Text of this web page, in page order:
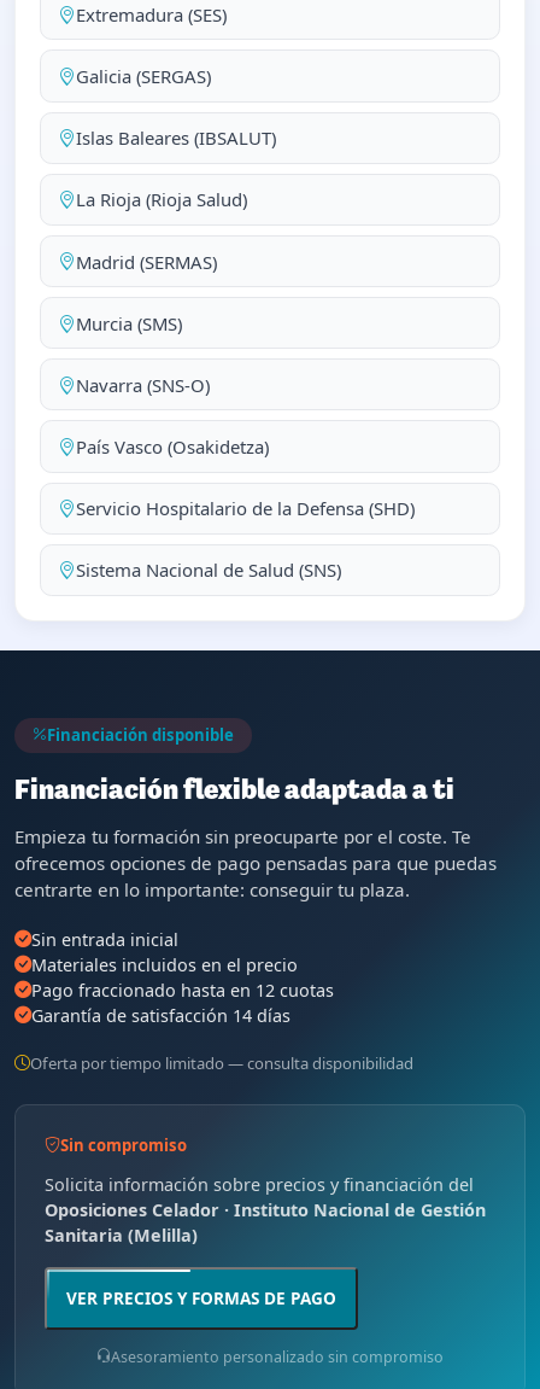
Extremadura (SES)
Galicia (SERGAS)
Islas Baleares (IBSALUT)
La Rioja (Rioja Salud)
Madrid (SERMAS)
Murcia (SMS)
Navarra (SNS-O)
País Vasco (Osakidetza)
Servicio Hospitalario de la Defensa (SHD)
Sistema Nacional de Salud (SNS)
Financiación disponible
Financiación flexible adaptada a ti
Empieza tu formación sin preocuparte por el coste. Te
ofrecemos opciones de pago pensadas para que puedas
centrarte en lo importante: conseguir tu plaza.
Sin entrada inicial
Materiales incluidos en el precio
Pago fraccionado hasta en 12 cuotas
Garantía de satisfacción 14 días
Oferta por tiempo limitado — consulta disponibilidad
Sin compromiso
Solicita información sobre precios y financiación del
Oposiciones Celador · Instituto Nacional de Gestión
Sanitaria (Melilla)
VER PRECIOS Y FORMAS DE PAGO
Asesoramiento personalizado sin compromiso